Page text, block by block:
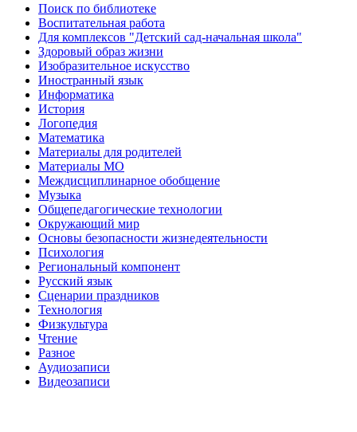
Поиск по библиотеке
Воспитательная работа
Для комплексов "Детский сад-начальная школа"
Здоровый образ жизни
Изобразительное искусство
Иностранный язык
Информатика
История
Логопедия
Математика
Материалы для родителей
Материалы МО
Междисциплинарное обобщение
Музыка
Общепедагогические технологии
Окружающий мир
Основы безопасности жизнедеятельности
Психология
Региональный компонент
Русский язык
Сценарии праздников
Технология
Физкультура
Чтение
Разное
Аудиозаписи
Видеозаписи